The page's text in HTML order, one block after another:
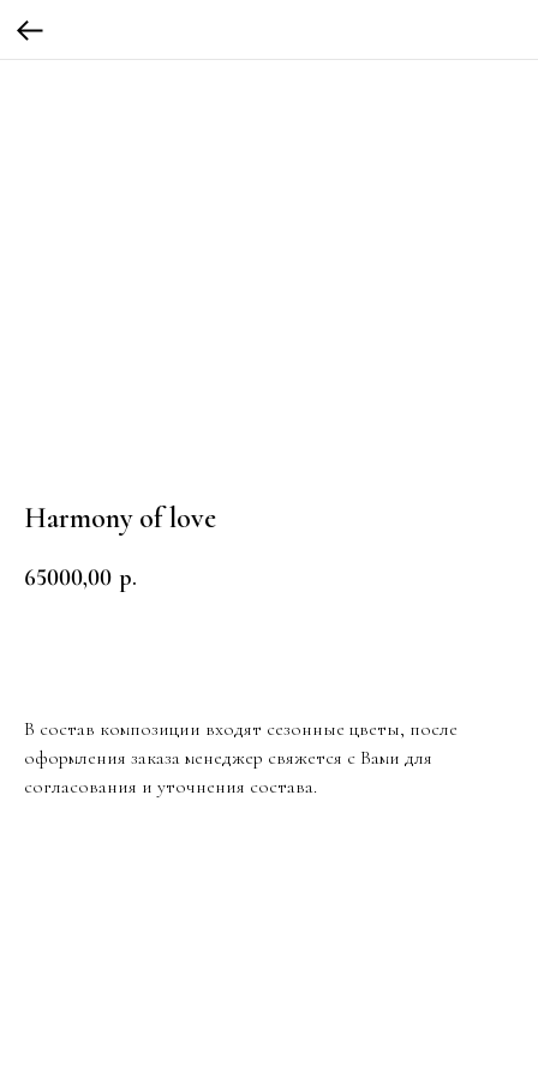
Harmony of love
65000,00 р.
В состав композиции входят сезонные цветы, после
оформления заказа менеджер свяжется с Вами для
согласования и уточнения состава.